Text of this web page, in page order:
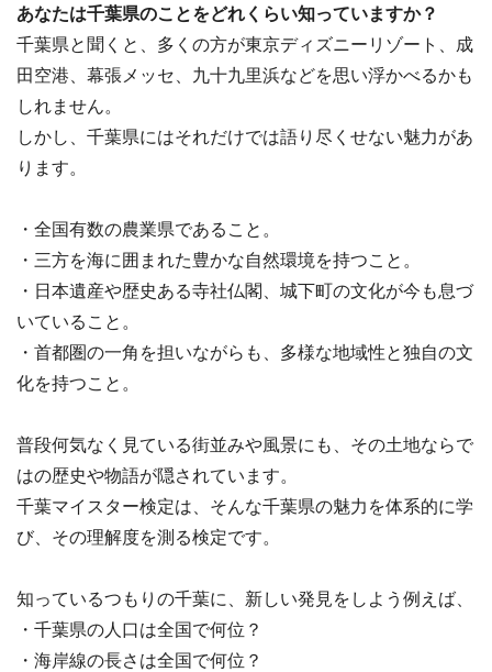
あなたは千葉県のことをどれくらい知っていますか？
千葉県と聞くと、多くの方が東京ディズニーリゾート、成
田空港、幕張メッセ、九十九里浜などを思い浮かべるかも
しれません。
しかし、千葉県にはそれだけでは語り尽くせない魅力があ
ります。
・全国有数の農業県であること。
・三方を海に囲まれた豊かな自然環境を持つこと。
・日本遺産や歴史ある寺社仏閣、城下町の文化が今も息づ
いていること。
・首都圏の一角を担いながらも、多様な地域性と独自の文
化を持つこと。
普段何気なく見ている街並みや風景にも、その土地ならで
はの歴史や物語が隠されています。
千葉マイスター検定は、そんな千葉県の魅力を体系的に学
び、その理解度を測る検定です。
知っているつもりの千葉に、新しい発見をしよう例えば、
・千葉県の人口は全国で何位？
・海岸線の長さは全国で何位？